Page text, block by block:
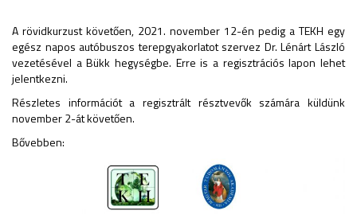
A rövidkurzust követően, 2021. november 12-én pedig a TEKH egy
egész napos autóbuszos terepgyakorlatot szervez Dr. Lénárt László
vezetésével a Bükk hegységbe. Erre is a regisztrációs lapon lehet
jelentkezni.
Részletes információt a regisztrált résztvevők számára küldünk
november 2-át követően.
Bővebben: